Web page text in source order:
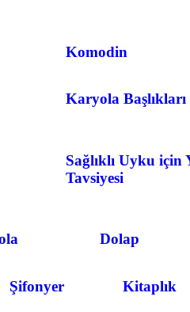
Komodin
Karyola Başlıkları
Sağlıklı Uyku için
Tavsiyesi
Dolap
Şifonyer Kitaplık